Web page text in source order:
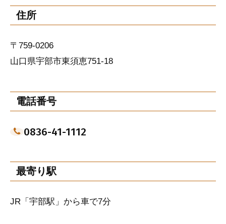
住所
〒759-0206
山口県宇部市東須恵751-18
電話番号
0836-41-1112
最寄り駅
JR「宇部駅」から車で7分